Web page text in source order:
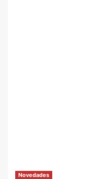
Novedades